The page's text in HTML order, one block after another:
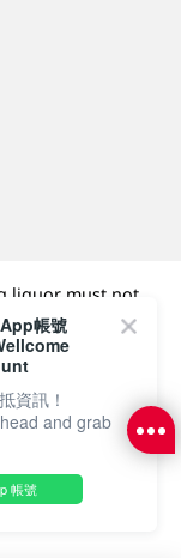
liquor must not
in the course of
(18 歲以下人士)
Farm Company
帳號
資訊！
and grab
帳號